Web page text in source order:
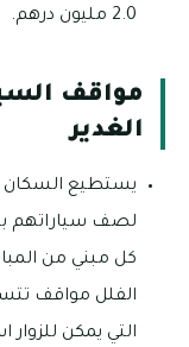
2.0 مليون درهم.
مواقف
الغدير
يستطيع السكان
لصف سياراتهم
كل مبني من
الفلل مواقف
التي يمكن للزوار